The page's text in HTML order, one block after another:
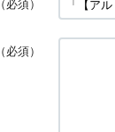
（必須）
（必須）